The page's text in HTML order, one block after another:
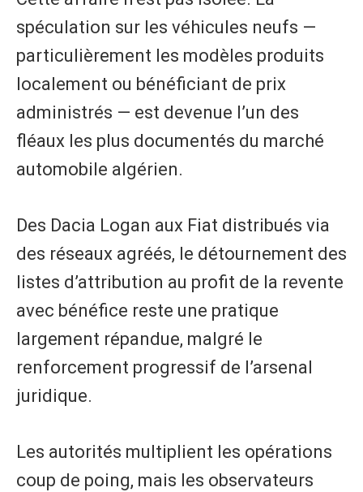
spéculation sur les véhicules neufs —
particulièrement les modèles produits
localement ou bénéficiant de prix
administrés — est devenue l’un des
fléaux les plus documentés du marché
automobile algérien.
Des Dacia Logan aux Fiat distribués via
des réseaux agréés, le détournement des
listes d’attribution au profit de la revente
avec bénéfice reste une pratique
largement répandue, malgré le
renforcement progressif de l’arsenal
juridique.
Les autorités multiplient les opérations
coup de poing, mais les observateurs